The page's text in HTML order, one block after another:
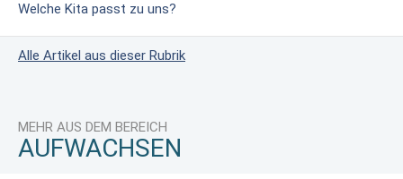
Welche Kita passt zu uns?
Alle Artikel aus dieser Rubrik
MEHR AUS DEM BEREICH
AUFWACHSEN